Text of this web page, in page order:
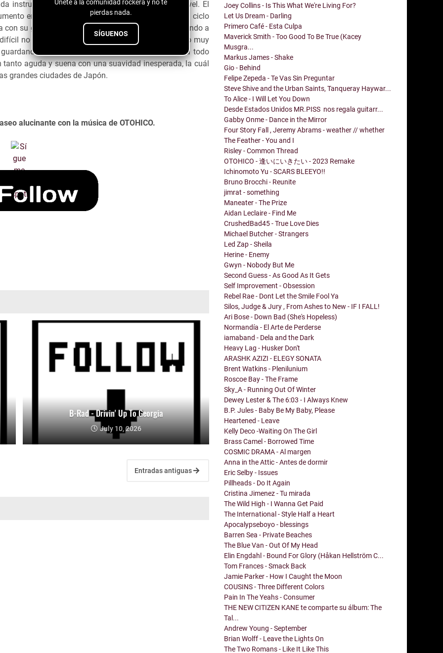
Únete a la comunidad rockera y no te
pierdas nada.
SÍGUENOS
instrumento hace que esta canción este a otro nivel. El
empata y encaja a la perfección generando un ciclo
su gran sonido y sus melodías que se van moviendo a
no notar y hablar del piano que tienen un sonido muy
en tu mente para entonar cada melodía a todo
aguda y suena con una suavidad inesperada, la cuál
grandes ciudades de Japón.
alucinante con la música de OTOHICO.
B-Rad - Drivin' Up To Georgia
July 10, 2026
Entradas antiguas
Joey Collins - Is This What We're Living For?
Let Us Dream - Darling
Primero Café - Esta Culpa
Maverick Smith - Too Good To Be True (Kacey
Musgra...
Markus James - Shake
Gio - Behind
Felipe Zepeda - Te Vas Sin Preguntar
Steve Shive and the Urban Saints, Tanqueray Haywar...
To Alice - I Will Let You Down
Desde Estados Unidos MR.PISS nos regala guitarr...
Gabby Onme - Dance in the Mirror
Four Story Fall , Jeremy Abrams - weather // whether
The Feather - You and I
Risley - Common Thread
OTOHICO - 逢いにいきたい - 2023 Remake
Ichinomoto Yu - SCARS BLEEYO!!
Bruno Brocchi - Reunite
jimrat - something
Maneater - The Prize
Aidan Leclaire - Find Me
CrushedBad45 - True Love Dies
Michael Butcher - Strangers
Led Zap - Sheila
Herine - Enemy
Gwyn - Nobody But Me
Second Guess - As Good As It Gets
Self Improvement - Obsession
Rebel Rae - Dont Let the Smile Fool Ya
Silos, Judge & Jury , From Ashes to New - IF I FALL!
Ari Bose - Down Bad (She's Hopeless)
Normandía - El Arte de Perderse
iamaband - Dela and the Dark
Heavy Lag - Husker Don't
ARASHK AZIZI - ELEGY SONATA
Brent Watkins - Plenilunium
Roscoe Bay - The Frame
Sky_A - Running Out Of Winter
Dewey Lester & The 6:03 - I Always Knew
B.P. Jules - Baby Be My Baby, Please
Heartened - Leave
Kelly Deco -Waiting On The Girl
Brass Camel - Borrowed Time
COSMIC DRAMA - Al margen
Anna in the Attic - Antes de dormir
Eric Selby - Issues
Pillheads - Do It Again
Cristina Jimenez - Tu mirada
The Wild High - I Wanna Get Paid
The International - Style Half a Heart
Apocalypseboyo - blessings
Barren Sea - Private Beaches
The Blue Van - Out Of My Head
Elin Engdahl - Bound For Glory (Håkan Hellström C...
Tom Frances - Smack Back
Jamie Parker - How I Caught the Moon
COUSINS - Three Different Colors
Pain In The Yeahs - Consumer
THE NEW CITIZEN KANE te comparte su álbum: The
Tal...
Andrew Young - September
Brian Wolff - Leave the Lights On
The Two Romans - Like It Like This